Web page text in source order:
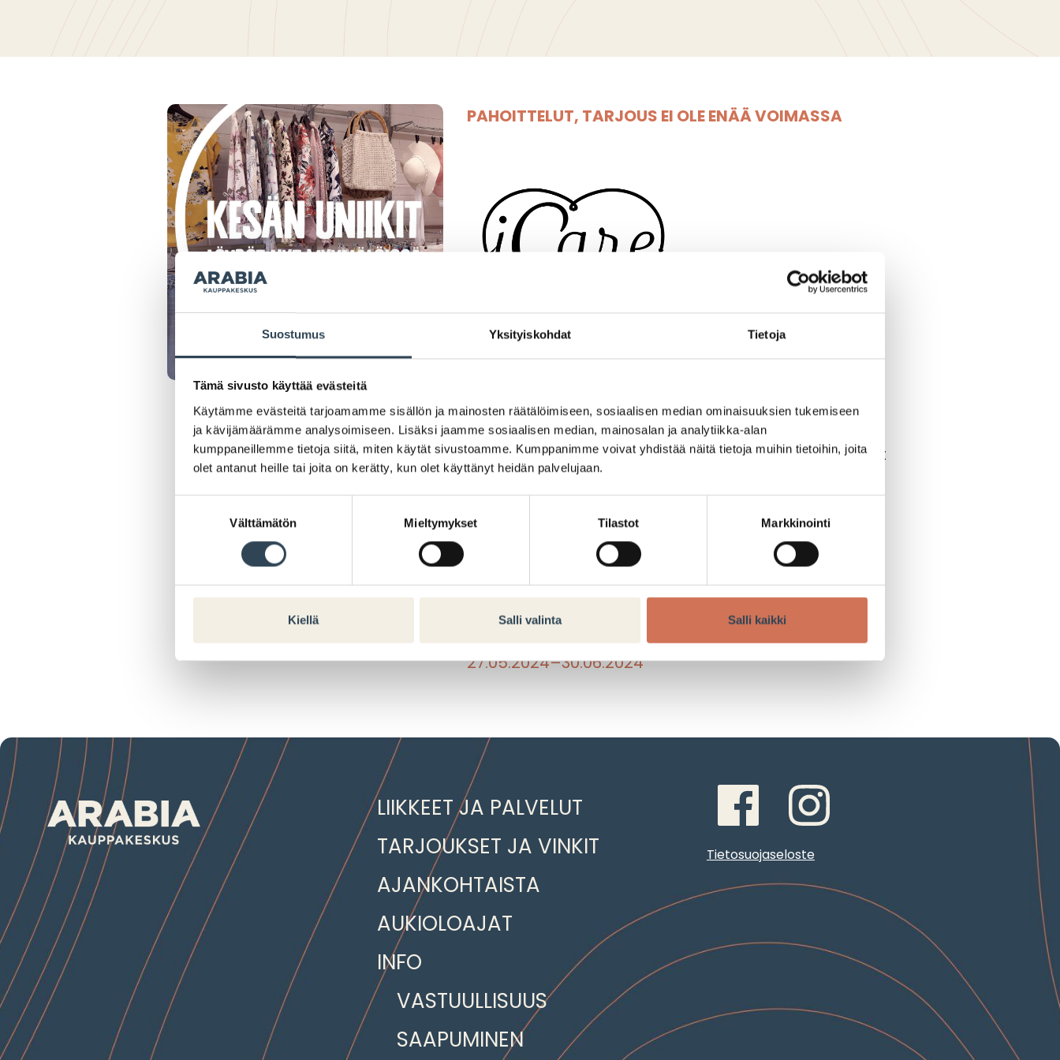
Suostumus Yksityiskohdat Tietoja
Tämä sivusto käyttää evästeitä
Käytämme evästeitä tarjoamamme sisällön ja mainosten räätälöimiseen, sosiaalisen median ominaisuuksien tukemiseen
ja kävijämäärämme analysoimiseen. Lisäksi jaamme sosiaalisen median, mainosalan ja analytiikka-alan
kumppaneillemme tietoja siitä, miten käytät sivustoamme. Kumppanimme voivat yhdistää näitä tietoja muihin tietoihin, joita
olet antanut heille tai joita on kerätty, kun olet käyttänyt heidän palvelujaan.
Välttämätön Mieltymykset Tilastot Markkinointi
Kiellä Salli valinta Salli kaikki
PAHOITTELUT, TARJOUS EI OLE ENÄÄ VOIMASSA
Kaikki kesään iCare myymälästä. Meiltä löydät
vaatteet rannalle kuin juhliinkin. Samalla myös astiat
kesän juhlapäiviin tai vaikka pokkari mukaan
rannalle. Tule tekemään uniikit löydöt!
-
Tarjouksen voimassaoloaika:
27.05.2024–30.06.2024
LIIKKEET JA PALVELUT
TARJOUKSET JA VINKIT
AJANKOHTAISTA
AUKIOLOAJAT
INFO
VASTUULLISUUS
SAAPUMINEN
Tietosuojaseloste